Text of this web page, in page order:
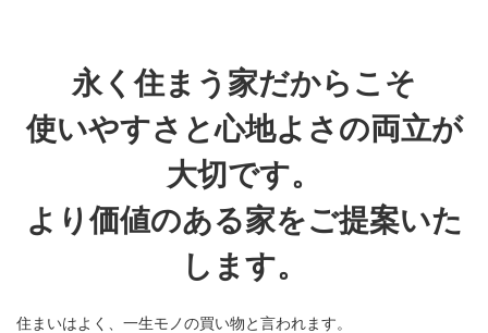
永く住まう家だからこそ
使いやすさと心地よさの両立が
大切です。
より価値のある家をご提案いた
します。
住まいはよく、一生モノの買い物と言われます。